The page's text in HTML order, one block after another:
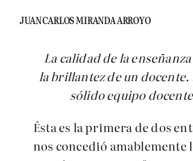
JUAN CARLOS MIRANDA ARROYO
La calidad de la
la brillantez de un
sólido equipo
Ésta es la primera de dos
nos concedió amablemente